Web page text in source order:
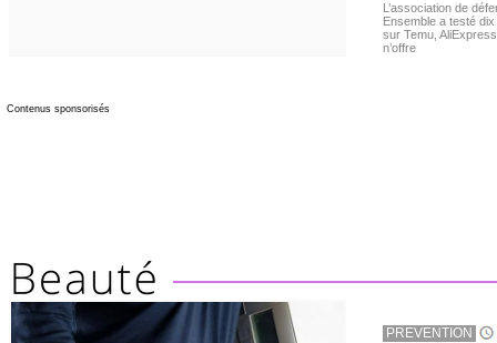
L’association de
Ensemble a testé
sur Temu,
n’offre
Contenus sponsorisés
PREVENTION